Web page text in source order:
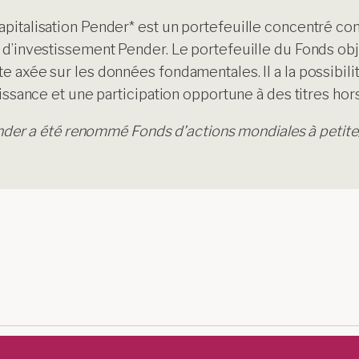
Pender* est un portefeuille concentré
Pender.
Le portefeuille du Fonds
sur les données fondamentales. Il a la
et une participation opportune à des titres
a été renommé Fonds d’actions mondiales à